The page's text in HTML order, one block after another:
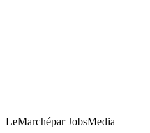
LeMarchépar JobsMedia